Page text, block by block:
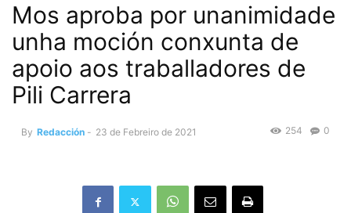
Mos aproba por unanimidade
unha moción conxunta de
apoio aos traballadores de
Pili Carrera
By Redacción - 23 de Febreiro de 2021 0
254